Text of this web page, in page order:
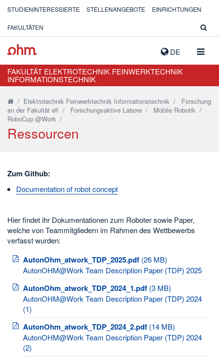
DE
STUDIENINTERESSIERTE STELLENANGEBOTE EINRICHTUNGEN
FAKULTÄTEN
FAKULTÄT ELEKTROTECHNIK FEINWERKTECHNIK
INFORMATIONSTECHNIK
/ Elektrotechnik Feinwerktechnik Informationstechnik / Forschung
an der Fakultät efi / Forschungsaktive Labore / Mobile Robotik /
RoboCup @Work /
Ressourcen
Zum Github:
Documentation of robot concept
Hier findet ihr Dokumentationen zum Roboter sowie Paper,
welche von Teammitgliedern im Rahmen des Wettbewerbs
verfasst wurden:
AutonOhm_atwork_TDP_2025.pdf (26 MB)
AutonOHM@Work Team Description Paper (TDP) 2025
AutonOhm_atwork_TDP_2024_1.pdf (3 MB)
AutonOHM@Work Team Description Paper (TDP) 2024
(1)
AutonOhm_atwork_TDP_2024_2.pdf (14 MB)
AutonOHM@Work Team Description Paper (TDP) 2024
(2)